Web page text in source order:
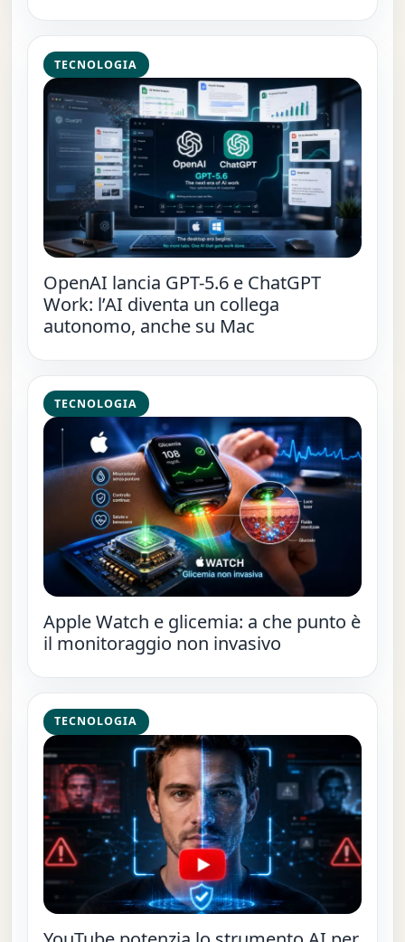
TECNOLOGIA
OpenAI lancia GPT-5.6 e ChatGPT
Work: l’AI diventa un collega
autonomo, anche su Mac
TECNOLOGIA
Apple Watch e glicemia: a che punto è
il monitoraggio non invasivo
TECNOLOGIA